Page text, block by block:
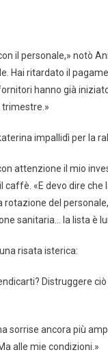
il personale,» notò
Hai ritardato il
hanno già
trimestre.»
impallidì per la
attenzione il mio
caffè. «E devo dire che
del
sanitaria… la lista è
risata isterica:
Distruggere
sorrise ancora più
alle mie condizioni.»